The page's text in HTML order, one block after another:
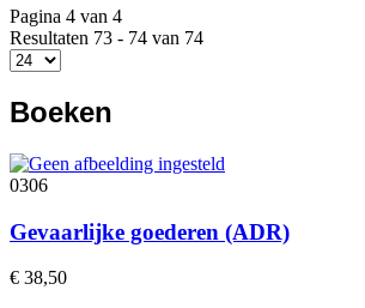
Pagina 4 van 4
Resultaten 73 - 74 van 74
Boeken
0306
Gevaarlijke goederen (ADR)
€ 38,50